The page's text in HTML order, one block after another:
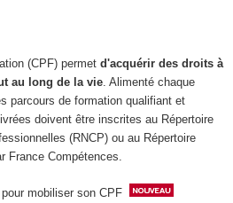
(CPF) permet d'acquérir des droits à
au long de la vie. Alimenté chaque
parcours de formation qualifiant et
doivent être inscrites au Répertoire
(RNCP) ou au Répertoire
France Compétences.
mobiliser son CPF